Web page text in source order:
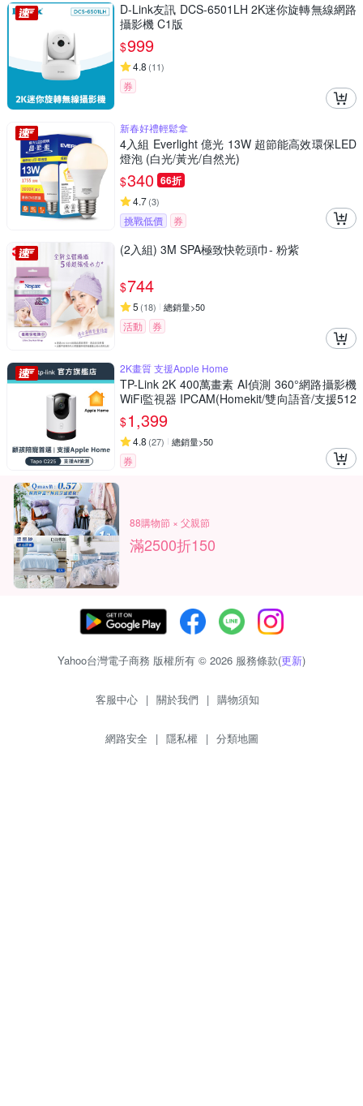
D-Link友訊 DCS-6501LH 2K迷你旋轉無線網路
攝影機 C1版
$999
4.8 (11)
券
新春好禮輕鬆拿
4入組 Everlight 億光 13W 超節能高效環保LED
燈泡 (白光/黃光/自然光)
$340 66折
4.7(3)
挑戰低價 券
(2入組) 3M SPA極致快乾頭巾- 粉紫
$744
5 (18) 總銷量>50
活動 券
2K畫質 支援Apple Home
TP-Link 2K 400萬畫素 AI偵測 360°網路攝影機
WiFi監視器 IPCAM(Homekit/雙向語音/支援512
G//Tapo C225)
$1,399
4.8 (27) 總銷量>50
券
88購物節 × 父親節
滿2500折150
Yahoo台灣電子商務 版權所有 © 2026 服務條款(更新)
客服中心 | 關於我們 | 購物須知
網路安全 | 隱私權 | 分類地圖